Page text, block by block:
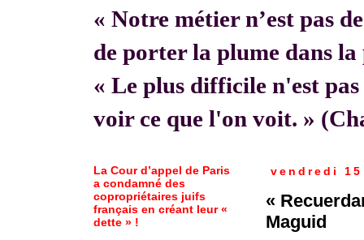
« Notre métier n’est pas
de porter la plume dans
« Le plus difficile n'est
voir ce que l'on voit. »
vendredi
«
Maguid
La Cour d’appel de Paris
a condamné des
copropriétaires juifs
français en créant leur «
dette » !